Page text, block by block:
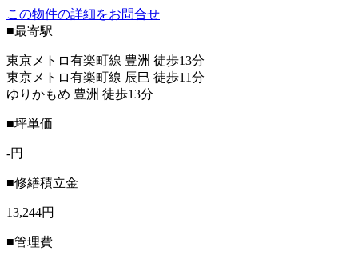
この物件の詳細をお問合せ
■最寄駅
東京メトロ有楽町線 豊洲 徒歩13分
東京メトロ有楽町線 辰巳 徒歩11分
ゆりかもめ 豊洲 徒歩13分
■坪単価
-円
■修繕積立金
13,244円
■管理費